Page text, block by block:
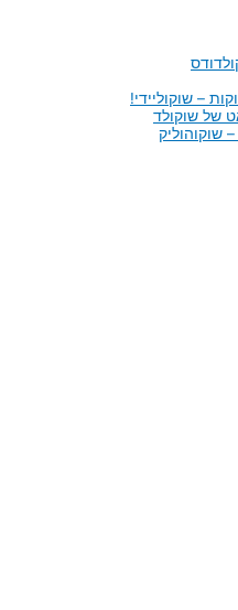
– שוקוליידי!
של שוקולד
שוקוהוליק